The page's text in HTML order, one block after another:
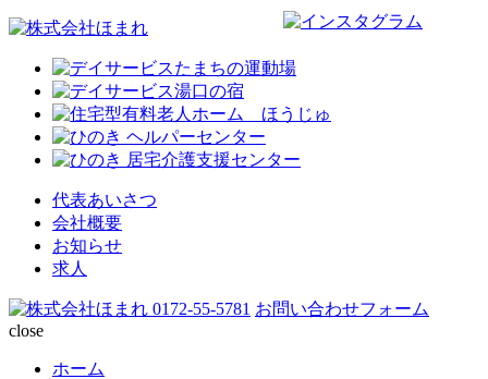
代表あいさつ
会社概要
お知らせ
求人
0172-55-5781 お問い合わせフォーム
close
ホーム